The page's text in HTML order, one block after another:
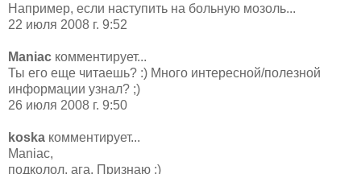
Например, если наступить на больную мозоль...
22 июля 2008 г. 9:52
Maniac комментирует...
Ты его еще читаешь? :) Много интересной/полезной
информации узнал? ;)
26 июля 2008 г. 9:50
koska комментирует...
Maniac,
подколол, ага. Признаю ;)